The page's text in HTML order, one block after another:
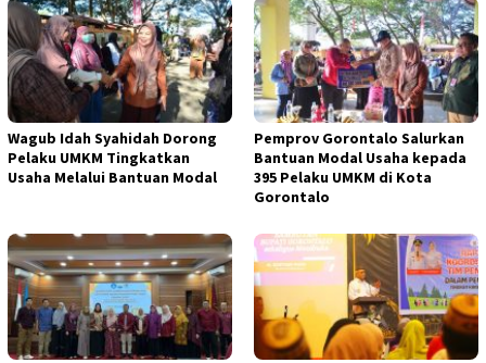
Wagub Idah Syahidah Dorong
Pelaku UMKM Tingkatkan
Usaha Melalui Bantuan Modal
Pemprov Gorontalo Salurkan
Bantuan Modal Usaha kepada
395 Pelaku UMKM di Kota
Gorontalo